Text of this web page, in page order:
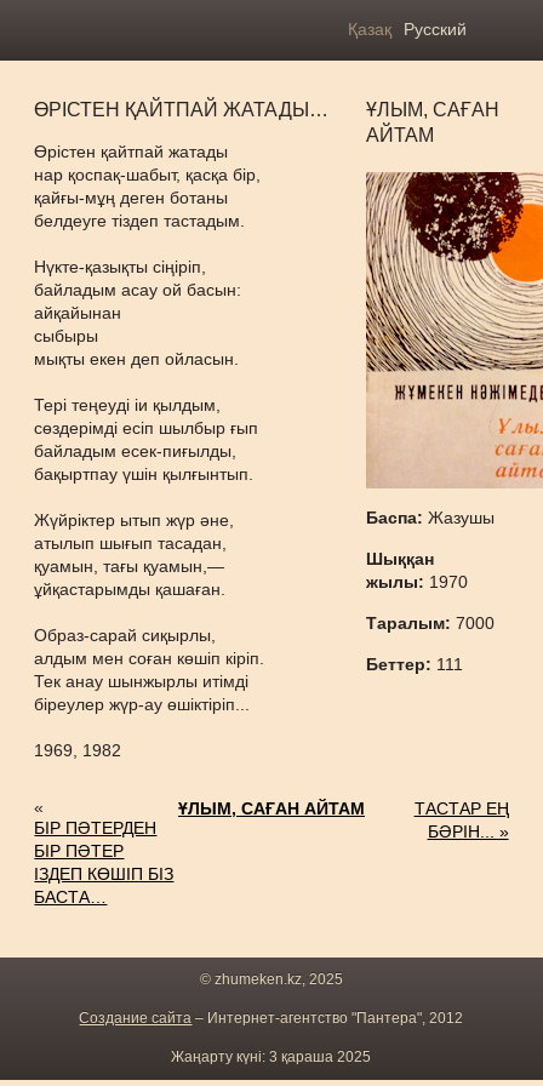
Қазақ Русский
ӨРІСТЕН ҚАЙТПАЙ ЖАТАДЫ…
Өрістен қайтпай жатады
нар қоспақ-шабыт, қасқа бір,
қайғы-мұң деген ботаны
белдеуге тіздеп тастадым.
Нүкте-қазықты сіңіріп,
байладым асау ой басын:
айқайынан
сыбыры
мықты екен деп ойласын.
Тері теңеуді іи қылдым,
сөздерімді есіп шылбыр ғып
байладым есек-пиғылды,
бақыртпау үшін қылғынтып.
Жүйріктер ытып жүр әне,
атылып шығып тасадан,
қуамын, тағы қуамын,—
ұйқастарымды қашаған.
Образ-сарай сиқырлы,
алдым мен соған көшіп кіріп.
Тек анау шынжырлы итімді
біреулер жүр-ау өшіктіріп...
1969, 1982
ҰЛЫМ, САҒАН
АЙТАМ
Баспа:Жазушы
Шыққан
жылы: 1970
Таралым:7000
Беттер: 111
«
БІР ПӘТЕРДЕН
БІР ПӘТЕР
ІЗДЕП КӨШІП БІЗ
БАСТА…
ҰЛЫМ, САҒАН АЙТАМ
ТАСТАР ЕҢ
БӘРІН... »
© zhumeken.kz, 2025
Создание сайта – Интернет-агентство "Пантера", 2012
Жаңарту күні: 3 қараша 2025